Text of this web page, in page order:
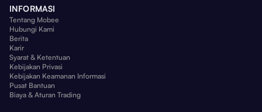
INFORMASI
Tentang Mobee
Hubungi Kami
Berita
Karir
Syarat & Ketentuan
Kebijakan Privasi
Kebijakan Keamanan Informasi
Pusat Bantuan
Biaya & Aturan Trading